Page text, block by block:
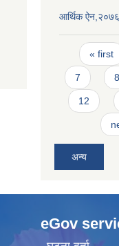
आर्थिक ऐन,२०७६
Pages
« first
7 8
12
अन्य
eGov